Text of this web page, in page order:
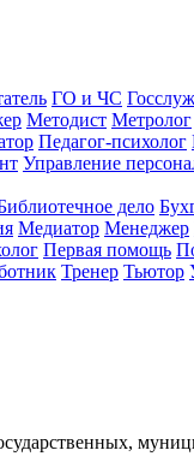
ГО и ЧС
Методист Метролог
Педагог-психолог
Управление
дело
Медиатор Менеджер
Первая помощь
Тренер Тьютор